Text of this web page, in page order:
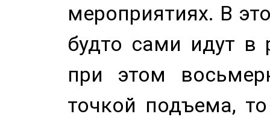
мероприятиях. В
будто сами идут в
при этом
точкой подъема,